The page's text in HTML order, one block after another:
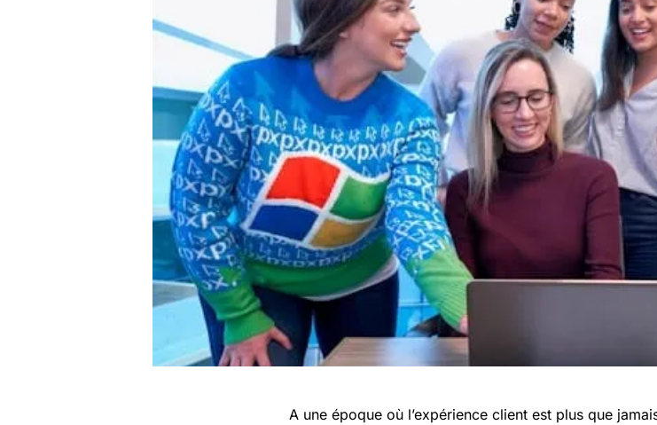
A une époque où l’expérience client est plus que